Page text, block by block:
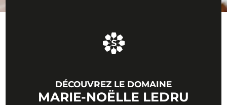
DÉCOUVREZ LE DOMAINE
MARIE-NOËLLE LEDRU